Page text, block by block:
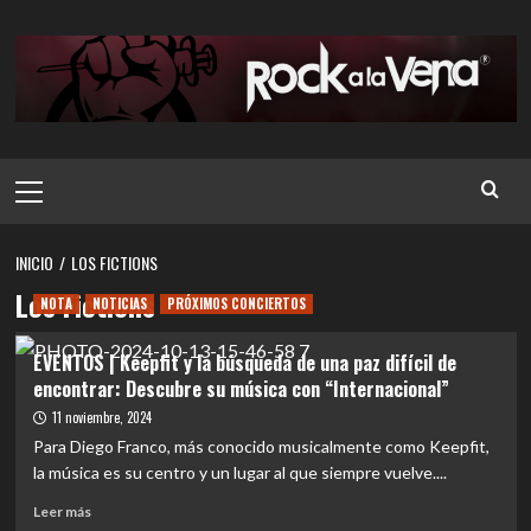
contenido
principal
INICIO LOS FICTIONS
Los Fictions
NOTA NOTICIAS PRÓXIMOS CONCIERTOS
EVENTOS | Keepfit y la búsqueda de una paz difícil de
encontrar: Descubre su música con “Internacional”
11 noviembre, 2024
Para Diego Franco, más conocido musicalmente como Keepfit,
la música es su centro y un lugar al que siempre vuelve....
Leer másLeer